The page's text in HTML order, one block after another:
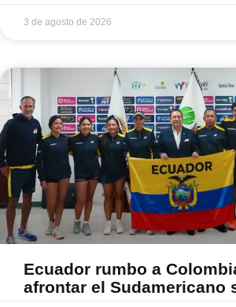
3 de agosto de 2026
Ecuador rumbo a
afrontar el Sudamericano